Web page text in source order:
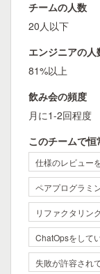
チームの人数
20人以下
エンジニアの人
81%以上
飲み会の頻度
月に1-2回程度
このチームで
仕様のレビュー
ペアプログラミ
リファクタリン
ChatOpsをして
失敗が許容され